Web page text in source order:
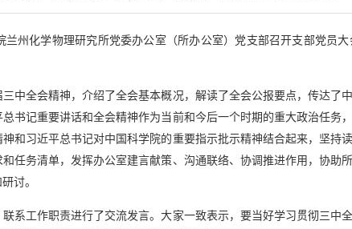
化学物理研究所党委办公室（所办公室）党支部召开支部党员
全会精神，介绍了全会基本概况，解读了全会公报要点，传达了
书记重要讲话和全会精神作为当前和今后一个时期的重大政治任
和习近平总书记对中国科学院的重要指示批示精神结合起来，坚持
任务清单，发挥办公室建言献策、沟通联络、协调推进作用，协
讨。
系工作职责进行了交流发言。大家一致表示，要当好学习贯彻三中